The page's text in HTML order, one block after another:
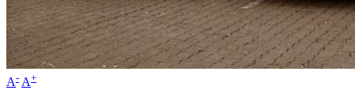
A- A+